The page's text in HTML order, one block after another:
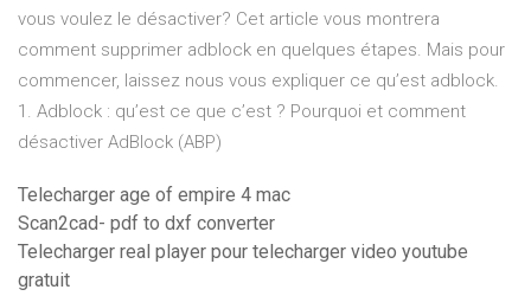
vous voulez le désactiver? Cet article vous montrera
comment supprimer adblock en quelques étapes. Mais pour
commencer, laissez nous vous expliquer ce qu’est adblock.
1. Adblock : qu’est ce que c’est ? Pourquoi et comment
désactiver AdBlock (ABP)
Telecharger age of empire 4 mac
Scan2cad- pdf to dxf converter
Telecharger real player pour telecharger video youtube
gratuit